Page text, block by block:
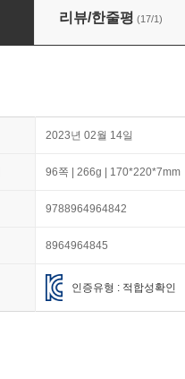
을 한다고?
리뷰/한줄평 (17/1)
2023년 02월 14일
96쪽 | 266g | 170*220*7mm
9788964964842
8964964845
인증유형 : 적합성확인